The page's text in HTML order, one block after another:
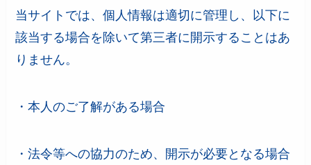
当サイトでは、個人情報は適切に管理し、以下に
該当する場合を除いて第三者に開示することはあ
りません。
・本人のご了解がある場合
・法令等への協力のため、開示が必要となる場合